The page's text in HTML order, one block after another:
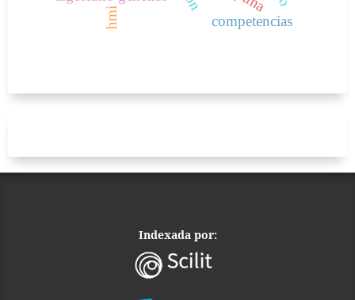
competencias
hmi
Indexada por: